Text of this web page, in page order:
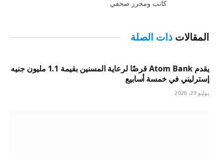
كاتب ومحرر صحفي
المقالات ذات الصلة
يقدم Atom Bank قرضًا لرعاية المسنين بقيمة 1.1 مليون جنيه
إسترليني في خمسة أسابيع
يوليو 29, 2026